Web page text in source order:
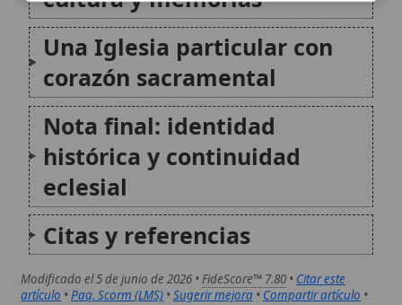
Citas y referencias
Modificado el 5 de junio de 2026 •FideScore™ 7.80•
artículo •Paq. Scorm (LMS) •Sugerir mejora • Compartir artículo
Imprimir artículo•Generar QR•Instalar aplicación
San Martín de Tours
San Martín de Tours fue un obispo del siglo
IV, venerado como uno de los santos más
populares y gloriosos de la Iglesia
alrededor del año 316 y falleció en Candes,
Turena, probablemente en...
Archidiócesis de Agra